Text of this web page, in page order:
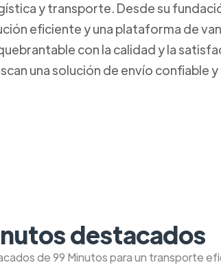
y transporte. Desde su
eficiente y una plataforma de
con la calidad y la
una solución de envío confiable y
destacados
de 99 Minutos para un transporte